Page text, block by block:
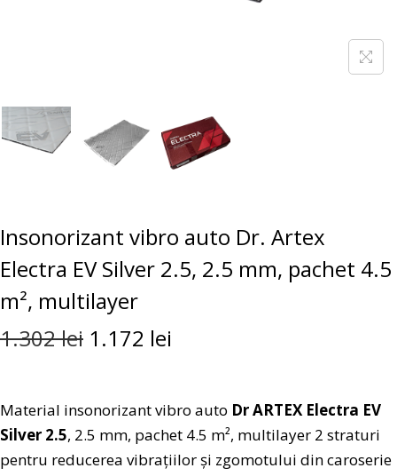
Insonorizant vibro auto Dr. Artex
Electra EV Silver 2.5, 2.5 mm, pachet 4.5
m², multilayer
1.302lei 1.172 lei
Material insonorizant vibro auto Dr ARTEX Electra EV
Silver 2.5, 2.5 mm, pachet 4.5 m², multilayer 2 straturi
pentru reducerea vibrațiilor și zgomotului din caroserie